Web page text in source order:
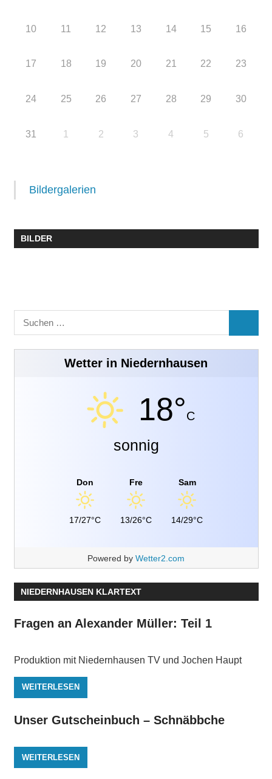
10 11 12 13 14 15 16
17 18 19 20 21 22 23
24 25 26 27 28 29 30
31 1 2 3 4 5 6
Bildergalerien
BILDER
Suchen
nach:
Wetter in Niedernhausen
18°C
sonnig
Don
17/27°C
Fre
13/26°C
Sam
14/29°C
Powered by Wetter2.com
NIEDERNHAUSEN KLARTEXT
Fragen an Alexander Müller: Teil 1
Produktion mit Niedernhausen TV und Jochen Haupt
WEITERLESEN
Unser Gutscheinbuch – Schnäbbche
WEITERLESEN